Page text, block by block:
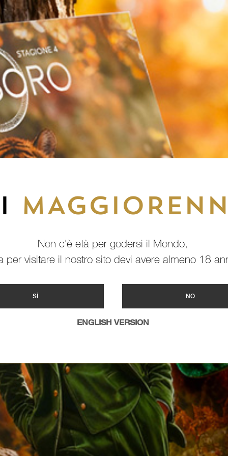
Non c'è età per godersi il Mondo,
per visitare il nostro sito devi avere almeno 18
SÌ NO
ENGLISH VERSION